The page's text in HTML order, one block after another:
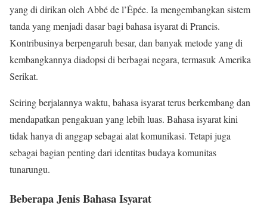
yang di dirikan oleh Abbé de l’Épée. Ia mengembangkan sistem
tanda yang menjadi dasar bagi bahasa isyarat di Prancis.
Kontribusinya berpengaruh besar, dan banyak metode yang di
kembangkannya diadopsi di berbagai negara, termasuk Amerika
Serikat.
Seiring berjalannya waktu, bahasa isyarat terus berkembang dan
mendapatkan pengakuan yang lebih luas. Bahasa isyarat kini
tidak hanya di anggap sebagai alat komunikasi. Tetapi juga
sebagai bagian penting dari identitas budaya komunitas
tunarungu.
Beberapa Jenis Bahasa Isyarat